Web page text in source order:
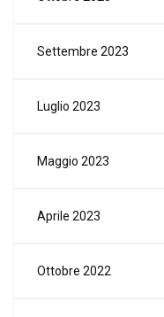
Settembre 2023
Luglio 2023
Maggio 2023
Aprile 2023
Ottobre 2022